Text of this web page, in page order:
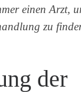
einen Arzt,
zu
der